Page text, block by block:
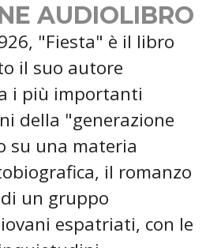
AUDIOLIBRO
"Fiesta" è il libro
il suo autore
i più importanti
della "generazione
su una materia
il romanzo
un gruppo
espatriati, con le